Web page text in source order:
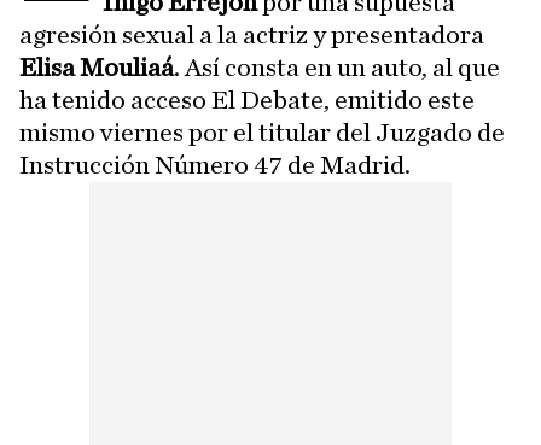
agresión sexual a la actriz y presentadora
Elisa Mouliaá. Así consta en un auto, al que
ha tenido acceso El Debate, emitido este
mismo viernes por el titular del Juzgado de
Instrucción Número 47 de Madrid.